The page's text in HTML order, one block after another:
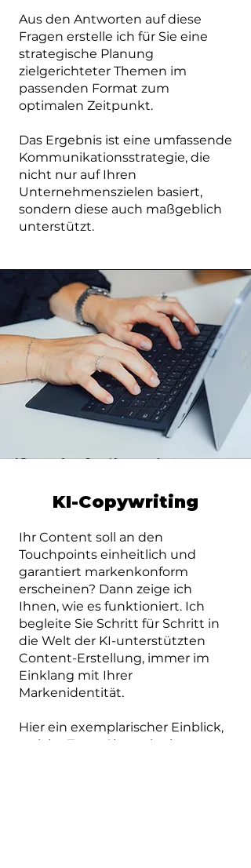
Aus den Antworten auf diese
Fragen erstelle ich für Sie eine
strategische Planung
zielgerichteter Themen im
passenden Format zum
optimalen Zeitpunkt.
Das Ergebnis ist eine umfassende
Kommunikationsstrategie, die
nicht nur auf Ihren
Unternehmenszielen basiert,
sondern diese auch maßgeblich
unterstützt.
KI-Copywriting
Ihr Content soll an den
Touchpoints einheitlich und
garantiert markenkonform
erscheinen? Dann zeige ich
Ihnen, wie es funktioniert. Ich
begleite Sie Schritt für Schritt in
die Welt der KI-unterstützten
Content-Erstellung, immer im
Einklang mit Ihrer
Markenidentität.
Hier ein exemplarischer Einblick,
welche Texte Sie nach einem